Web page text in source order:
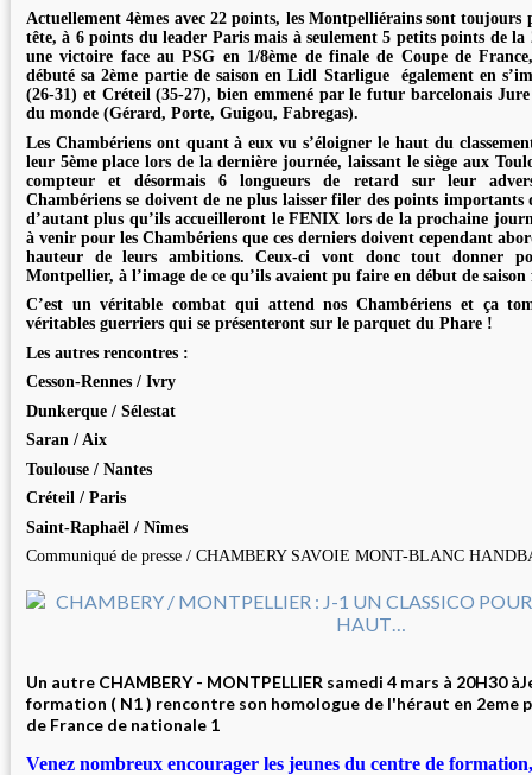
Actuellement 4èmes avec 22 points, les Montpelliérains sont toujours
tête, à 6 points du leader Paris mais à seulement 5 petits points de la
une victoire face au PSG en 1/8ème de finale de Coupe de
débuté sa 2ème partie de saison en Lidl Starligue également en
(26-31) et Créteil (35-27), bien emmené par le futur barcelonais Jure
du monde (Gérard, Porte, Guigou, Fabregas).
Les Chambériens ont quant à eux vu s’éloigner le haut du
leur 5ème place lors de la dernière journée, laissant le siège aux
compteur et désormais 6 longueurs de retard sur leur
Chambériens se doivent de ne plus laisser filer des points importants
d’autant plus qu’ils accueilleront le FENIX lors de la prochaine
à venir pour les Chambériens que ces derniers doivent cependant
hauteur de leurs ambitions. Ceux-ci vont donc tout donner
Montpellier, à l’image de ce qu’ils avaient pu faire en début de
C’est un véritable combat qui attend nos Chambériens et ça
véritables guerriers qui se présenteront sur le parquet du Phare !
Les autres rencontres :
Cesson-Rennes / Ivry
Dunkerque / Sélestat
Saran / Aix
Toulouse / Nantes
Créteil / Paris
Saint-Raphaël / Nîmes
Communiqué de presse / CHAMBERY SAVOIE MONT-BLANC
Un autre CHAMBERY - MONTPELLIER samedi 4 mars à 20H30
formation ( N1 ) rencontre son homologue de l'héraut en 2eme
de France de nationale 1
Venez nombreux encourager les jeunes du centre de formation,